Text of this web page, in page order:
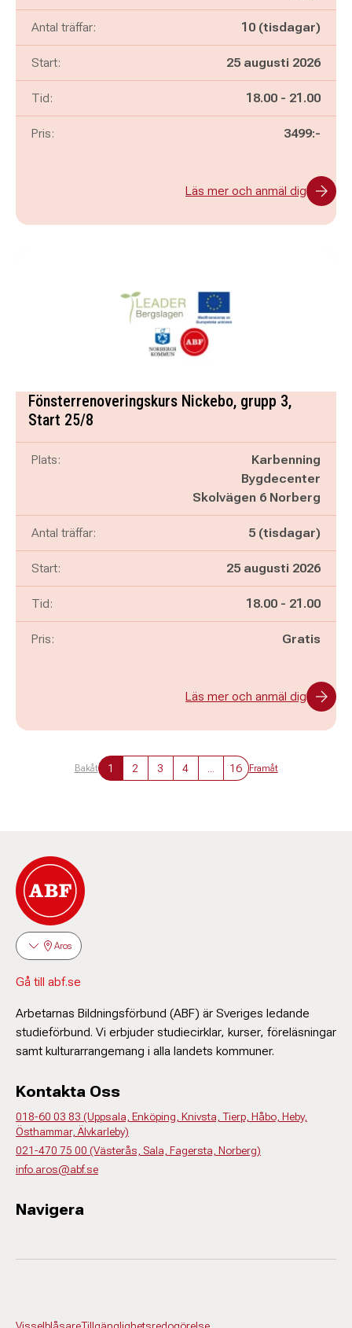
Antal träffar: 10 (tisdagar)
Start: 25 augusti 2026
Tid: Pågår mellan
18.00 - och
21.00
Pris: 3499:-
Läs mer och anmäl dig
Fönsterrenoveringskurs Nickebo, grupp 3,
Start 25/8
Plats:
Karbenning
Bygdecenter
Skolvägen 6 Norberg
Antal träffar: 5 (tisdagar)
Start: 25 augusti 2026
Tid: Pågår mellan
18.00 - och
21.00
Pris: Gratis
Läs mer och anmäl dig
Bakåt 1 2 3 4 16 Framåt
Aros
Gå till abf.se
Arbetarnas Bildningsförbund (ABF) är Sveriges ledande
studieförbund. Vi erbjuder studiecirklar, kurser, föreläsningar
samt kulturarrangemang i alla landets kommuner.
Kontakta Oss
018-60 03 83 (Uppsala, Enköping, Knivsta, Tierp, Håbo, Heby,
Östhammar, Älvkarleby)
021-470 75 00 (Västerås, Sala, Fagersta, Norberg)
info.aros@abf.se
Navigera